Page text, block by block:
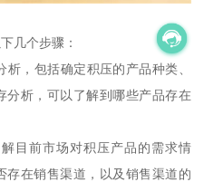
几个步骤：
，包括确定积压的产品种类、
分析，可以了解到哪些产品存在
目前市场对积压产品的需求情
存在销售渠道，以及销售渠道的